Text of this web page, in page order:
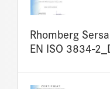
Rhomberg
EN ISO 3834-